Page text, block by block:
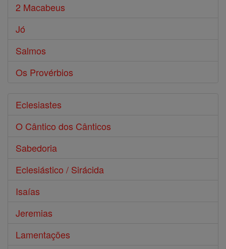
2 Macabeus
Jó
Salmos
Os Provérbios
Eclesiastes
O Cântico dos Cânticos
Sabedoria
Eclesiástico / Sirácida
Isaías
Jeremias
Lamentações